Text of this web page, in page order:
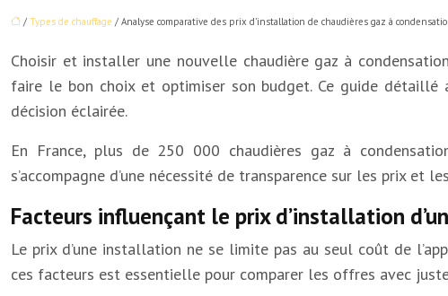
/ Types de chauffage / Analyse comparative des prix d’installation de chaudières gaz à
Choisir et installer une nouvelle chaudière gaz à
faire le bon choix et optimiser son budget. Ce guide
décision éclairée.
En France, plus de 250 000 chaudières gaz à
s’accompagne d’une nécessité de transparence sur les prix et
Facteurs influençant le prix d’installation
Le prix d’une installation ne se limite pas au seul coût de
ces facteurs est essentielle pour comparer les offres avec